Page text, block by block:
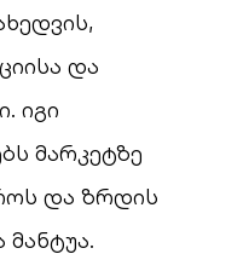
და
იგი
მარკეტზე
და ზრდის
მანტუა.